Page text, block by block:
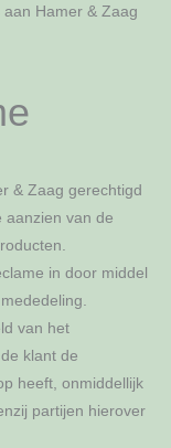
Hamer & Zaag
& Zaag gerechtigd
aanzien van de
in door middel
van het
klant de
heeft, onmiddellijk
partijen hierover